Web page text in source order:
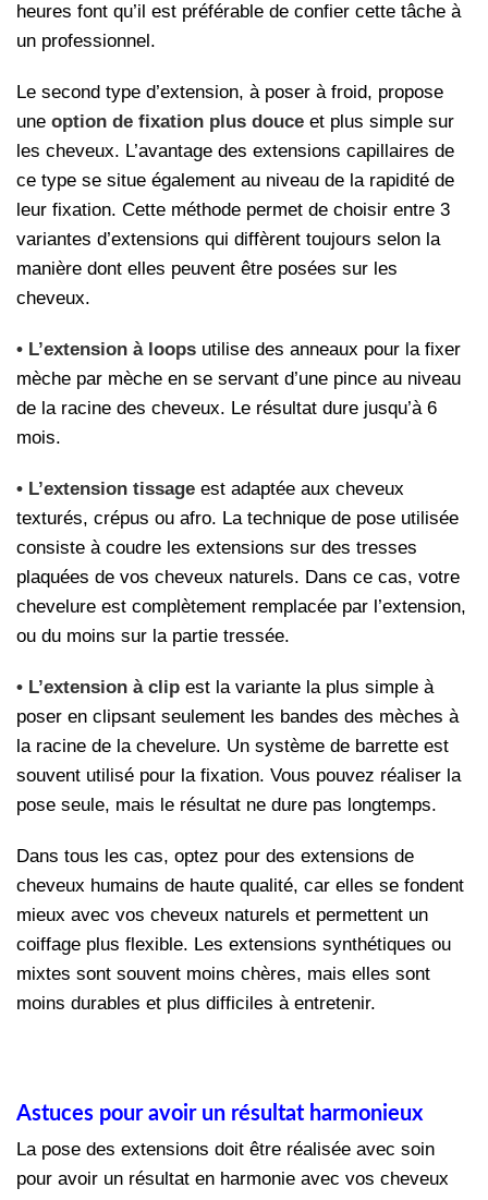
heures font qu’il est préférable de confier cette tâche à
un professionnel.
Le second type d’extension, à poser à froid, propose
une option de fixation plus douce et plus simple sur
les cheveux. L’avantage des extensions capillaires de
ce type se situe également au niveau de la rapidité de
leur fixation. Cette méthode permet de choisir entre 3
variantes d’extensions qui diffèrent toujours selon la
manière dont elles peuvent être posées sur les
cheveux.
• L’extension à loops utilise des anneaux pour la fixer
mèche par mèche en se servant d’une pince au niveau
de la racine des cheveux. Le résultat dure jusqu’à 6
mois.
• L’extension tissage est adaptée aux cheveux
texturés, crépus ou afro. La technique de pose utilisée
consiste à coudre les extensions sur des tresses
plaquées de vos cheveux naturels. Dans ce cas, votre
chevelure est complètement remplacée par l’extension,
ou du moins sur la partie tressée.
• L’extension à clip est la variante la plus simple à
poser en clipsant seulement les bandes des mèches à
la racine de la chevelure. Un système de barrette est
souvent utilisé pour la fixation. Vous pouvez réaliser la
pose seule, mais le résultat ne dure pas longtemps.
Dans tous les cas, optez pour des extensions de
cheveux humains de haute qualité, car elles se fondent
mieux avec vos cheveux naturels et permettent un
coiffage plus flexible. Les extensions synthétiques ou
mixtes sont souvent moins chères, mais elles sont
moins durables et plus difficiles à entretenir.
Astuces pour avoir un résultat harmonieux
La pose des extensions doit être réalisée avec soin
pour avoir un résultat en harmonie avec vos cheveux